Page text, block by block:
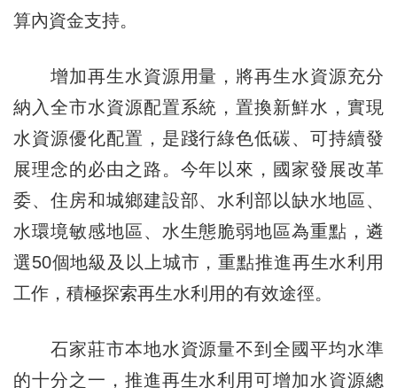
算內資金支持。
增加再生水資源用量，將再生水資源充分
納入全市水資源配置系統，置換新鮮水，實現
水資源優化配置，是踐行綠色低碳、可持續發
展理念的必由之路。今年以來，國家發展改革
委、住房和城鄉建設部、水利部以缺水地區、
水環境敏感地區、水生態脆弱地區為重點，遴
選50個地級及以上城市，重點推進再生水利用
工作，積極探索再生水利用的有效途徑。
石家莊市本地水資源量不到全國平均水準
的十分之一，推進再生水利用可增加水資源總